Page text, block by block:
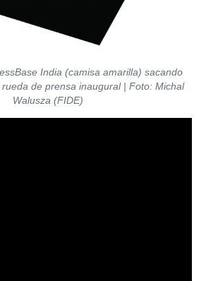
India (camisa amarilla) sacando
de prensa inaugural | Foto: Michal
Walusza (FIDE)